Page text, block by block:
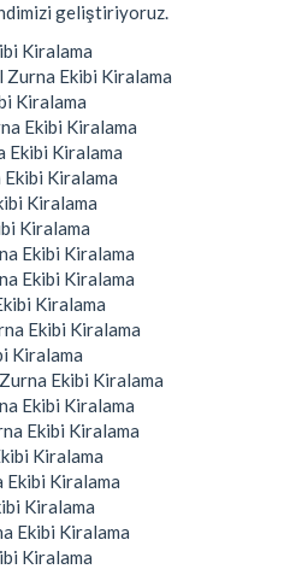
geliştiriyoruz.
Kiralama
Ekibi Kiralama
Kiralama
Ekibi Kiralama
Ekibi Kiralama
Kiralama
Kiralama
Kiralama
Ekibi Kiralama
Ekibi Kiralama
Kiralama
Ekibi Kiralama
Kiralama
Ekibi Kiralama
Ekibi Kiralama
Ekibi Kiralama
Kiralama
Ekibi Kiralama
Kiralama
Ekibi Kiralama
Kiralama